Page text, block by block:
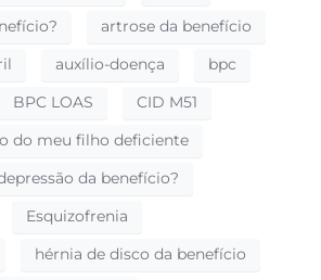
artrose da benefício
auxílio-doença
bpc
BPC LOAS
CID M51
do meu filho deficiente
da benefício?
Esquizofrenia
hérnia de disco da benefício